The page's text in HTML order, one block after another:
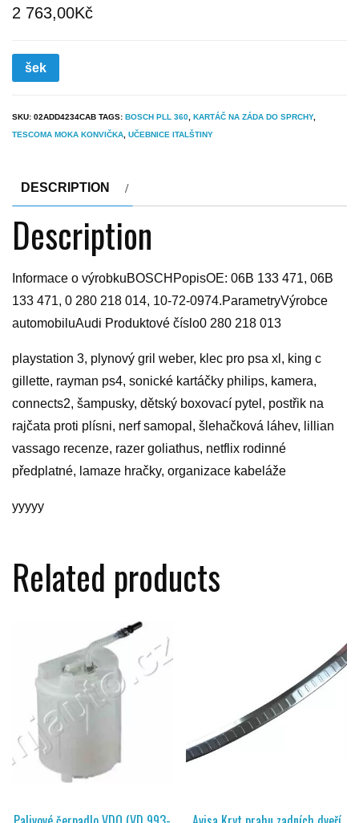
2 763,00Kč
šek
SKU: 02ADD4234CAB TAGS: BOSCH PLL 360, KARTÁČ NA ZÁDA DO SPRCHY,
TESCOMA MOKA KONVIČKA, UČEBNICE ITALŠTINY
DESCRIPTION
Description
Informace o výrobkuBOSCHPopisOE: 06B 133 471, 06B
133 471, 0 280 218 014, 10-72-0974.ParametryVýrobce
automobiluAudi Produktové číslo0 280 218 013
playstation 3, plynový gril weber, klec pro psa xl, king c
gillette, rayman ps4, sonické kartáčky philips, kamera,
connects2, šampusky, dětský boxovací pytel, postřik na
rajčata proti plísni, nerf samopal, šlehačková láhev, lillian
vassago recenze, razer goliathus, netflix rodinné
předplatné, lamaze hračky, organizace kabeláže
yyyyy
Related products